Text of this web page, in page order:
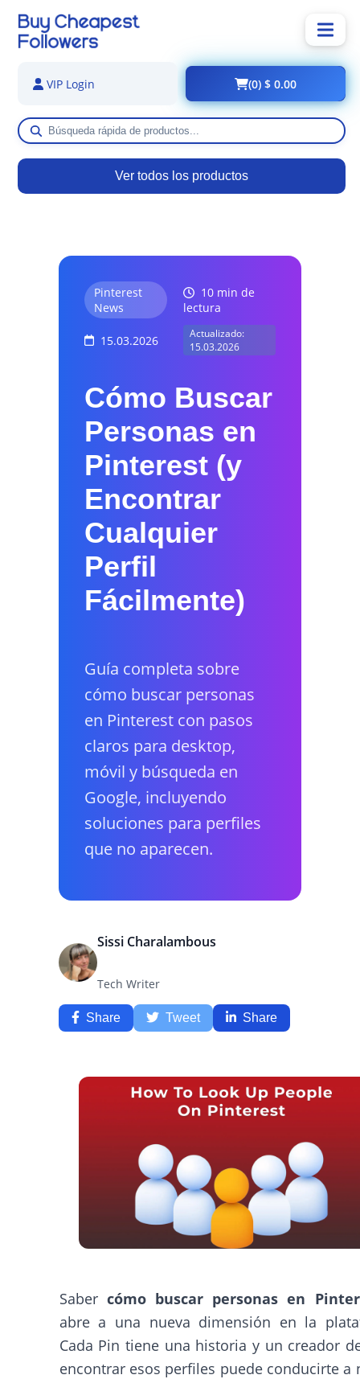
Ver todos los productos
VIP Login (0) $ 0.00
Pinterest
News
10 min de
lectura
15.03.2026
Actualizado:
15.03.2026
Cómo Buscar
Personas en
Pinterest (y
Encontrar
Cualquier
Perfil
Fácilmente)
Guía completa sobre
cómo buscar personas
en Pinterest con pasos
claros para desktop,
móvil y búsqueda en
Google, incluyendo
soluciones para perfiles
que no aparecen.
Sissi Charalambous
Tech Writer
Share Tweet Share
Saber cómo buscar personas en
abre a una nueva dimensión en la
Cada Pin tiene una historia y un creador
encontrar esos perfiles puede conducirte a